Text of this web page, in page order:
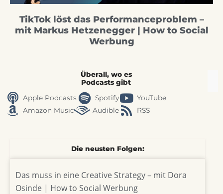
TikTok löst das Performanceproblem –
mit Markus Hetzenegger | How to Social
Werbung
Überall, wo es
Podcasts gibt
Apple Podcasts
Spotify
YouTube
Amazon Music
Audible RSS
Die neusten Folgen:
Das muss in eine Creative Strategy – mit Dora
Osinde | How to Social Werbung